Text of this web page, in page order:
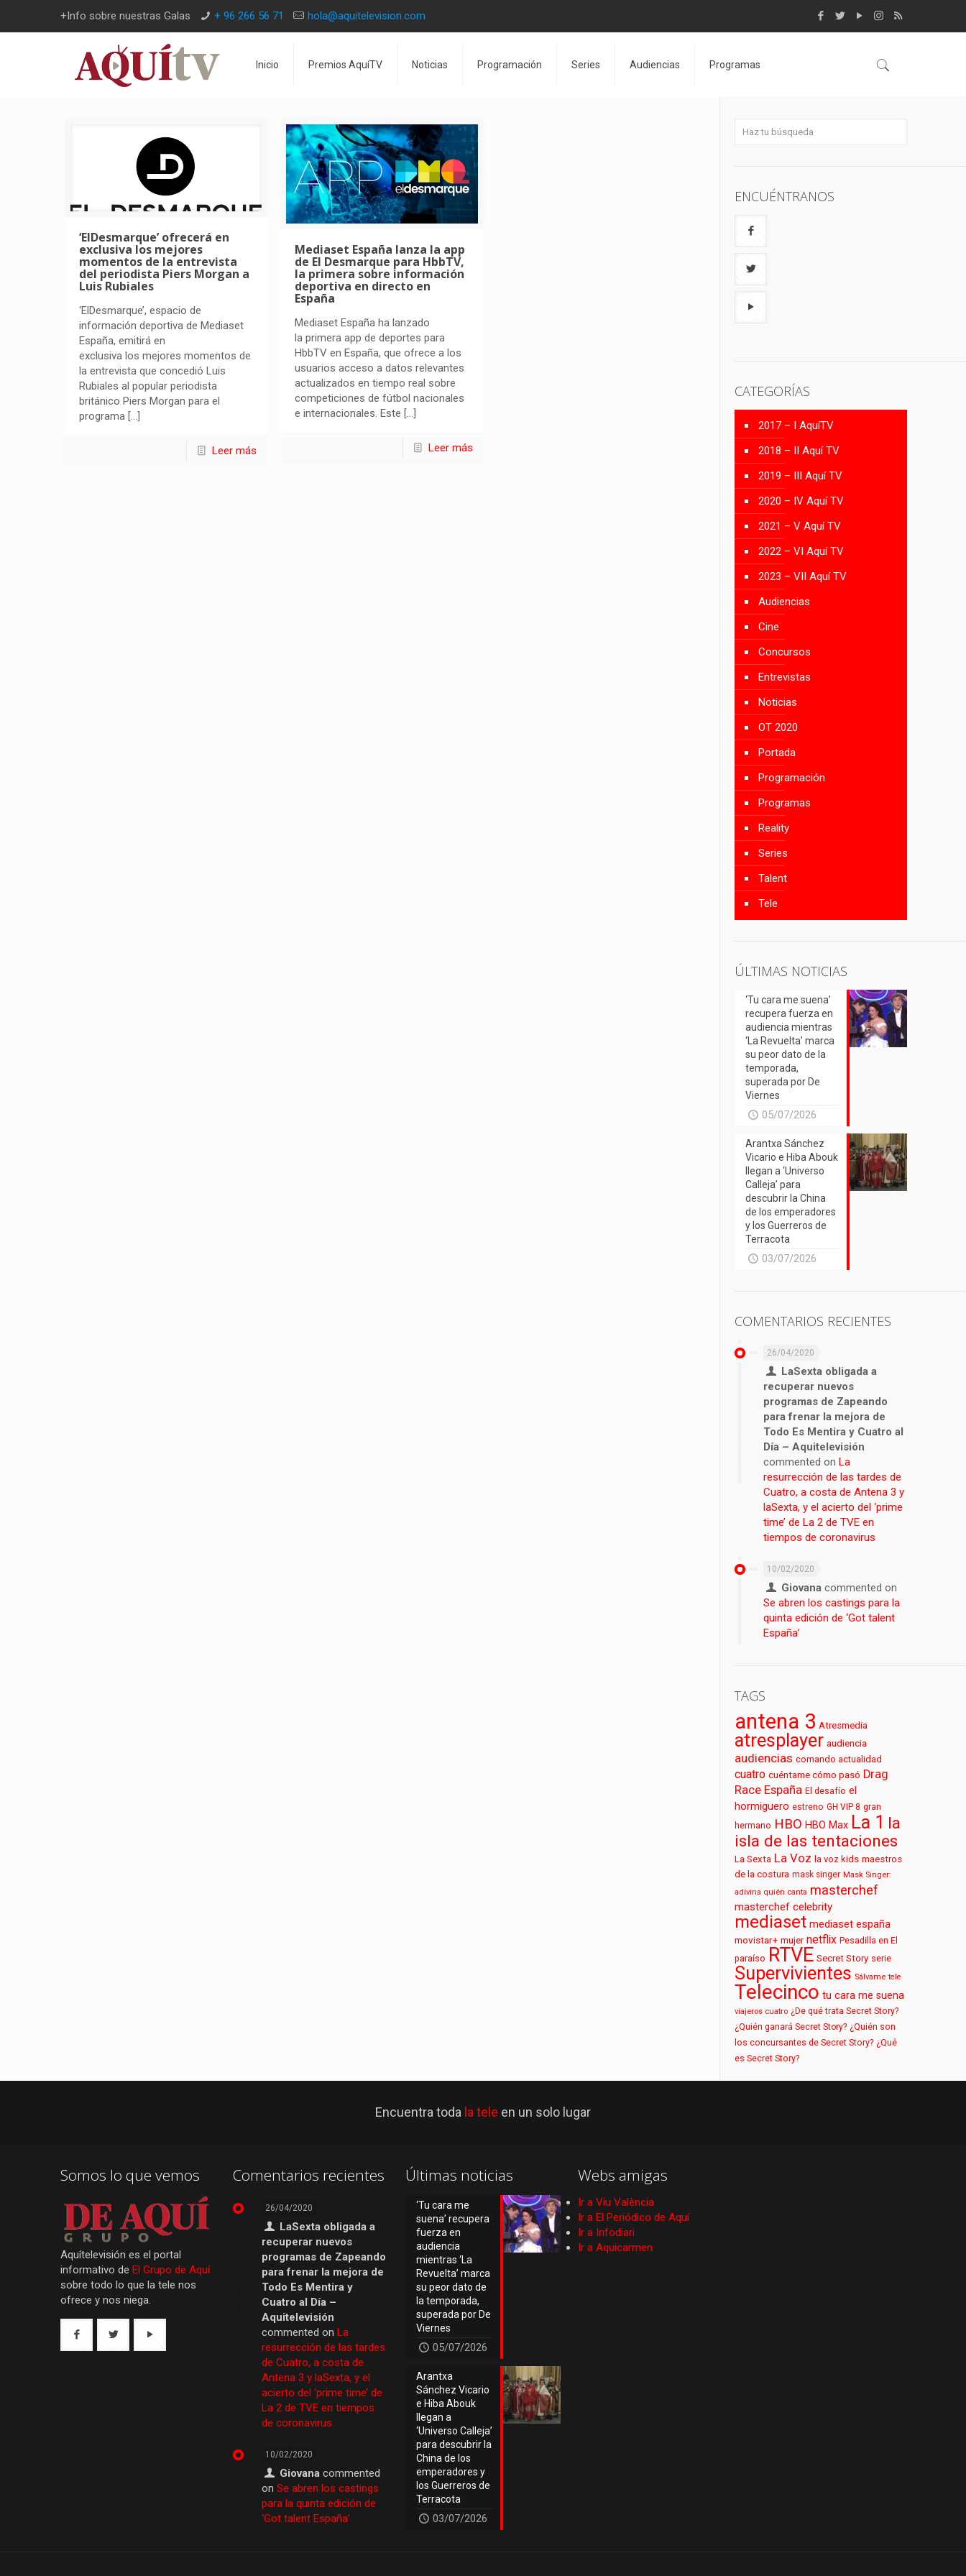
+Info sobre nuestras Galas + 96 266 56 71 hola@aquitelevision.com
Inicio Premios AquíTV Noticias Programación Series Audiencias Programas
‘ElDesmarque’ ofrecerá en
exclusiva los mejores
momentos de la entrevista
del periodista Piers Morgan a
Luis Rubiales
‘ElDesmarque’, espacio de
información deportiva de Mediaset
España, emitirá en
exclusiva los mejores momentos de
la entrevista que concedió Luis
Rubiales al popular periodista
británico Piers Morgan para el
programa […]
Leer más
Mediaset España lanza la app
de El Desmarque para HbbTV,
la primera sobre información
deportiva en directo en
España
Mediaset España ha lanzado
la primera app de deportes para
HbbTV en España, que ofrece a los
usuarios acceso a datos relevantes
actualizados en tiempo real sobre
competiciones de fútbol nacionales
e internacionales. Este […]
Leer más
ENCUÉNTRANOS
CATEGORÍAS
2017 – I AquíTV
2018 – II Aquí TV
2019 – III Aquí TV
2020 – IV Aquí TV
2021 – V Aquí TV
2022 – VI Aquí TV
2023 – VII Aquí TV
Audiencias
Cine
Concursos
Entrevistas
Noticias
OT 2020
Portada
Programación
Programas
Reality
Series
Talent
Tele
ÚLTIMAS NOTICIAS
‘Tu cara me suena’
recupera fuerza en
audiencia mientras
‘La Revuelta’ marca
su peor dato de la
temporada,
superada por De
Viernes
05/07/2026
Arantxa Sánchez
Vicario e Hiba Abouk
llegan a ‘Universo
Calleja’ para
descubrir la China
de los emperadores
y los Guerreros de
Terracota
03/07/2026
COMENTARIOS RECIENTES
26/04/2020
LaSexta obligada a
recuperar nuevos
programas de Zapeando
para frenar la mejora de
Todo Es Mentira y Cuatro al
Día – Aquitelevisión
commented onLa
resurrección de las tardes de
Cuatro, a costa de Antena 3 y
laSexta, y el acierto del ‘prime
time’ de La 2 de TVE en
tiempos de coronavirus
10/02/2020
Giovana commented on
Se abren los castings para la
quinta edición de ‘Got talent
España’
TAGS
antena 3 Atresmedia
atresplayer audiencia
audiencias comando actualidad
cuatro cuéntame cómo pasó Drag
Race España El desafío el
hormiguero estreno GH VIP 8 gran
hermano HBO HBO Max La 1 la
isla de las tentaciones
La Sexta La Voz la voz kids maestros
de la costura mask singer Mask Singer:
adivina quién canta masterchef
masterchef celebrity
mediaset mediaset españa
movistar+ mujer netflix Pesadilla en El
paraíso RTVE Secret Story serie
Supervivientes Sálvame tele
Telecinco tu cara me suena
viajeros cuatro ¿De qué trata Secret Story?
¿Quién ganará Secret Story? ¿Quién son
los concursantes de Secret Story? ¿Qué
es Secret Story?
Encuentra toda la tele en un solo lugar
Somos lo que vemos
Aquítelevisión es el portal
informativo de El Grupo de Aquí
sobre todo lo que la tele nos
ofrece y nos niega.
Comentarios recientes
26/04/2020
LaSexta obligada a
recuperar nuevos
programas de Zapeando
para frenar la mejora de
Todo Es Mentira y
Cuatro al Día –
Aquitelevisión
commented on La
resurrección de las tardes
de Cuatro, a costa de
Antena 3 y laSexta, y el
acierto del ‘prime time’ de
La 2 de TVE en tiempos
de coronavirus
10/02/2020
Giovana commented
on Se abren los castings
para la quinta edición de
‘Got talent España’
Últimas noticias
‘Tu cara me
suena’ recupera
fuerza en
audiencia
mientras ‘La
Revuelta’ marca
su peor dato de
la temporada,
superada por De
Viernes
05/07/2026
Arantxa
Sánchez Vicario
e Hiba Abouk
llegan a
‘Universo Calleja’
para descubrir la
China de los
emperadores y
los Guerreros de
Terracota
03/07/2026
Webs amigas
Ir a Viu València
Ir a El Periódico de Aquí
Ir a Infodiari
Ir a Aquicarmen